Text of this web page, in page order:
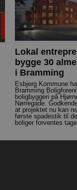
Lokal
bygge 30
i Bramming
Esbjerg Kommune
Bramming
boligbyggeri på
Nørregade.
at projektet nu kan
første spadestik til
boliger forventes